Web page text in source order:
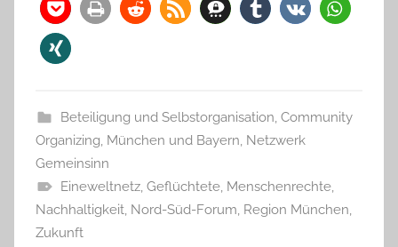
Beteiligung und Selbstorganisation Community
Organizing München und Bayern Netzwerk
Gemeinsinn
Eineweltnetz, Geflüchtete, Menschenrechte,
Nachhaltigkeit Nord-Süd-Forum Region München
Zukunft